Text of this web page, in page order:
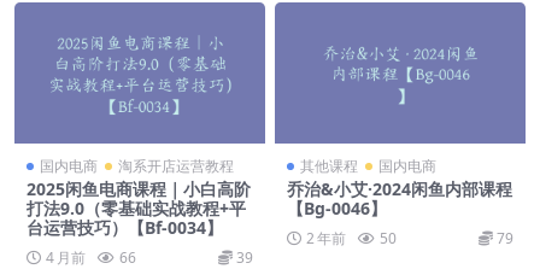
国内电商 淘系开店运营教程
2025闲鱼电商课程｜小白高阶
打法9.0（零基础实战教程+平
台运营技巧）【Bf-0034】
4 月前 66 39
其他课程 国内电商
乔治&小艾·2024闲鱼内部课程
【Bg-0046】
2 年前 50 79